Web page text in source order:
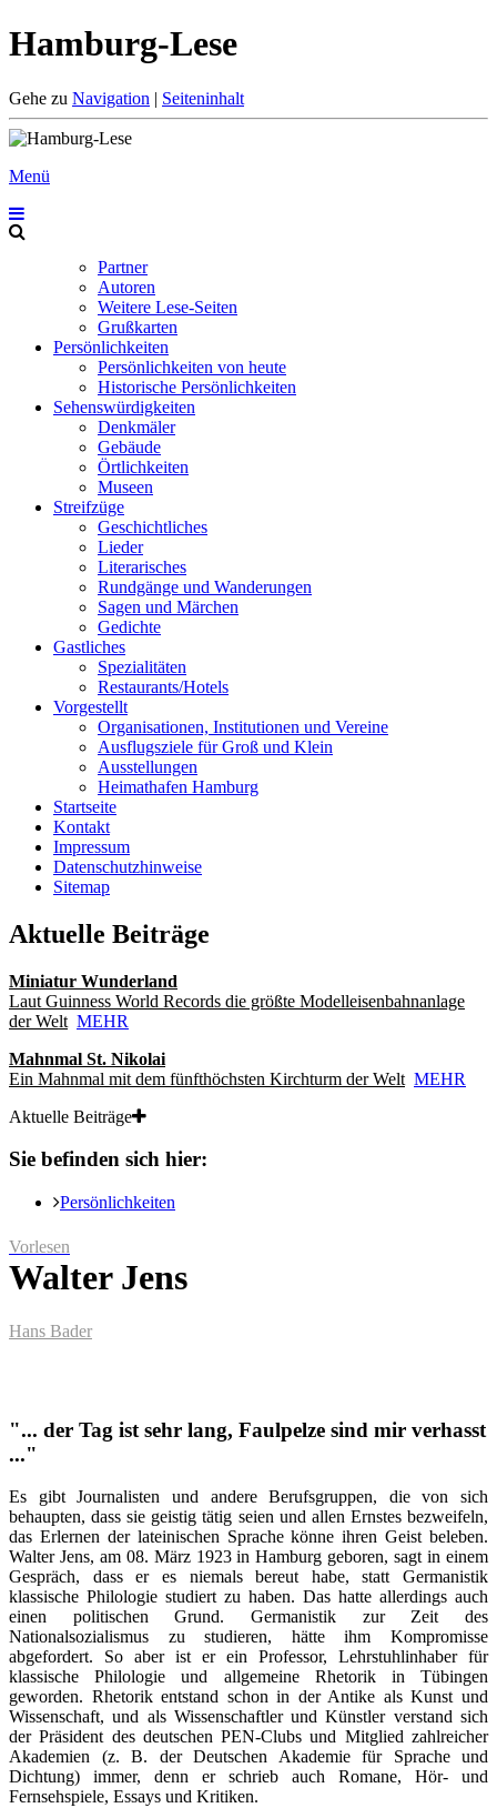
Hamburg-Lese
Gehe zu Navigation | Seiteninhalt
Menü
Partner
Autoren
Weitere Lese-Seiten
Grußkarten
Persönlichkeiten
Persönlichkeiten von heute
Historische Persönlichkeiten
Sehenswürdigkeiten
Denkmäler
Gebäude
Örtlichkeiten
Museen
Streifzüge
Geschichtliches
Lieder
Literarisches
Rundgänge und Wanderungen
Sagen und Märchen
Gedichte
Gastliches
Spezialitäten
Restaurants/Hotels
Vorgestellt
Organisationen, Institutionen und Vereine
Ausflugsziele für Groß und Klein
Ausstellungen
Heimathafen Hamburg
Startseite
Kontakt
Impressum
Datenschutzhinweise
Sitemap
Aktuelle Beiträge
Miniatur Wunderland
Laut Guinness World Records die größte Modelleisenbahnanlage
der Welt MEHR
Mahnmal St. Nikolai
Ein Mahnmal mit dem fünfthöchsten Kirchturm der Welt MEHR
Aktuelle Beiträge
Sie befinden sich hier:
Persönlichkeiten
Vorlesen
Walter Jens
Hans Bader
"... der Tag ist sehr lang, Faulpelze sind mir verhasst
..."
Es gibt Journalisten und andere Berufsgruppen, die von sich
behaupten, dass sie geistig tätig seien und allen Ernstes bezweifeln,
das Erlernen der lateinischen Sprache könne ihren Geist beleben.
Walter Jens, am 08. März 1923 in Hamburg geboren, sagt in einem
Gespräch, dass er es niemals bereut habe, statt Germanistik
klassische Philologie studiert zu haben. Das hatte allerdings auch
einen politischen Grund. Germanistik zur Zeit des
Nationalsozialismus zu studieren, hätte ihm Kompromisse
abgefordert. So aber ist er ein Professor, Lehrstuhlinhaber für
klassische Philologie und allgemeine Rhetorik in Tübingen
geworden. Rhetorik entstand schon in der Antike als Kunst und
Wissenschaft, und als Wissenschaftler und Künstler verstand sich
der Präsident des deutschen PEN-Clubs und Mitglied zahlreicher
Akademien (z. B. der Deutschen Akademie für Sprache und
Dichtung) immer, denn er schrieb auch Romane, Hör- und
Fernsehspiele, Essays und Kritiken.